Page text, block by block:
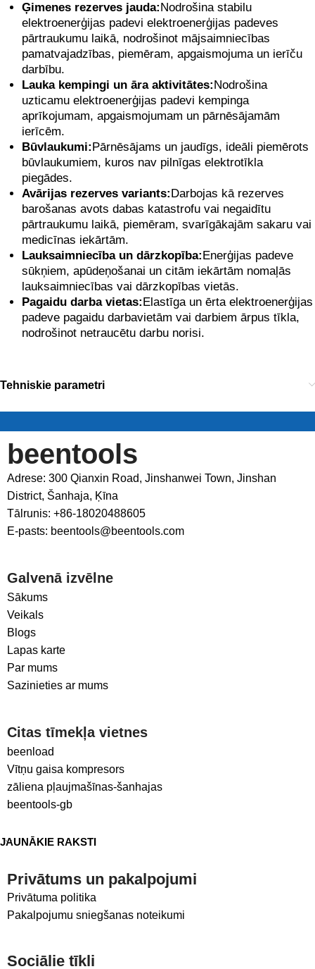
Ģimenes rezerves jauda:Nodrošina stabilu
elektroenerģijas padevi elektroenerģijas padeves
pārtraukumu laikā, nodrošinot mājsaimniecības
pamatvajadzības, piemēram, apgaismojuma un ierīču
darbību.
Lauka kempingi un āra aktivitātes:Nodrošina
uzticamu elektroenerģijas padevi kempinga
aprīkojumam, apgaismojumam un pārnēsājamām
ierīcēm.
Būvlaukumi:Pārnēsājams un jaudīgs, ideāli piemērots
būvlaukumiem, kuros nav pilnīgas elektrotīkla
piegādes.
Avārijas rezerves variants:Darbojas kā rezerves
barošanas avots dabas katastrofu vai negaidītu
pārtraukumu laikā, piemēram, svarīgākajām sakaru vai
medicīnas iekārtām.
Lauksaimniecība un dārzkopība:Enerģijas padeve
sūkņiem, apūdeņošanai un citām iekārtām nomaļās
lauksaimniecības vai dārzkopības vietās.
Pagaidu darba vietas:Elastīga un ērta elektroenerģijas
padeve pagaidu darbavietām vai darbiem ārpus tīkla,
nodrošinot netraucētu darbu norisi.
Tehniskie parametri
beentools
Adrese: 300 Qianxin Road, Jinshanwei Town, Jinshan
District, Šanhaja, Ķīna
Tālrunis: +86-18020488605
E-pasts: beentools@beentools.com
Galvenā izvēlne
Sākums
Veikals
Blogs
Lapas karte
Par mums
Sazinieties ar mums
Citas tīmekļa vietnes
beenload
Vītņu gaisa kompresors
zāliena pļaujmašīnas-šanhajas
beentools-gb
JAUNĀKIE RAKSTI
Privātums un pakalpojumi
Privātuma politika
Pakalpojumu sniegšanas noteikumi
Sociālie tīkli